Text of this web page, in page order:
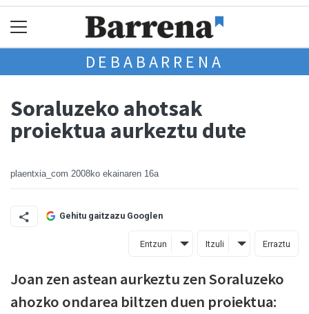
DEBABARRENA
Soraluzeko ahotsak
proiektua aurkeztu dute
plaentxia_com 2008ko ekainaren 16a
Gehitu gaitzazu Googlen
Entzun Itzuli Erraztu
Joan zen astean aurkeztu zen Soraluzeko
ahozko ondarea biltzen duen proiektua: